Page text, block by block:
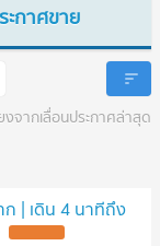
ะกาศขาย
Sukhumvit 93
งจากเลื่อนประกาศล่าสุด
| เดิน 4 นาทีถึง